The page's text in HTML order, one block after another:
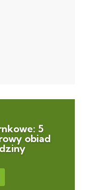
5
obiad